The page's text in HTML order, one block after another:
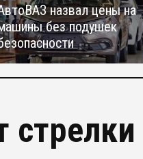
назвал цены на
без подушек
стрелки